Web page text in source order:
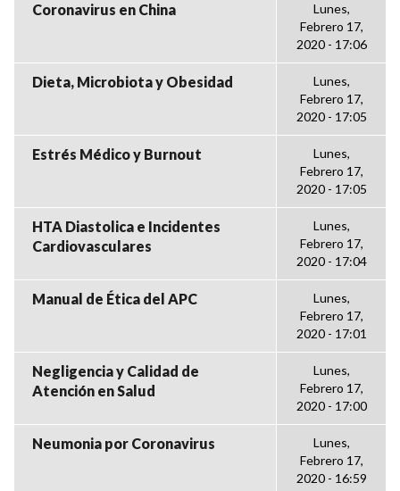
Coronavirus en China
Lunes,
Febrero 17,
2020 - 17:06
Dieta, Microbiota y Obesidad
Lunes,
Febrero 17,
2020 - 17:05
Estrés Médico y Burnout
Lunes,
Febrero 17,
2020 - 17:05
HTA Diastolica e Incidentes
Cardiovasculares
Lunes,
Febrero 17,
2020 - 17:04
Manual de Ética del APC
Lunes,
Febrero 17,
2020 - 17:01
Negligencia y Calidad de
Atención en Salud
Lunes,
Febrero 17,
2020 - 17:00
Neumonia por Coronavirus
Lunes,
Febrero 17,
2020 - 16:59